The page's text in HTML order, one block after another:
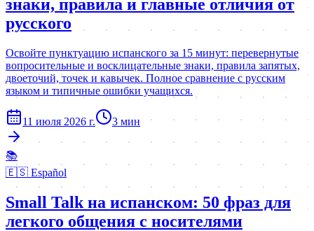
знаки, правила и главные отличия от
русского
Освойте пунктуацию испанского за 15 минут: перевернутые
вопросительные и восклицательные знаки, правила запятых,
двоеточий, точек и кавычек. Полное сравнение с русским
языком и типичные ошибки учащихся.
11 июля 2026 г. 3 мин
📚
🇪🇸 Español
Small Talk на испанском: 50 фраз для
легкого общения с носителями